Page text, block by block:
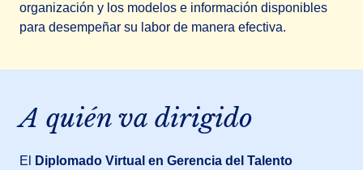
organización y los modelos e información disponibles
para desempeñar su labor de manera efectiva.
A quién va dirigido
El
Diplomado Virtual en Gerencia del Talento